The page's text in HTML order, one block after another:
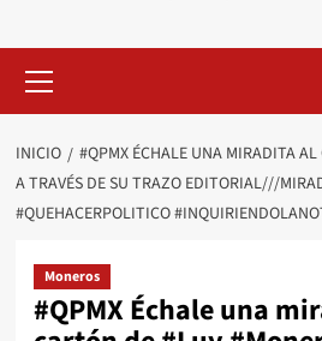
principal
INICIO
#QPMX ÉCHALE UNA MIRADITA
A TRAVÉS DE SU TRAZO EDITORIAL///
#QUEHACERPOLITICO
Moneros
#QPMX Échale una